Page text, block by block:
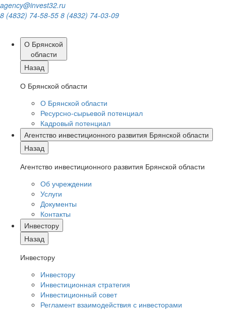
agency@invest32.ru
8 (4832) 74-58-55 8 (4832) 74-03-09
О Брянской
области
Назад
О Брянской области
О Брянской области
Ресурсно-сырьевой потенциал
Кадровый потенциал
Агентство инвестиционного развития Брянской области
Назад
Агентство инвестиционного развития Брянской области
Об учреждении
Услуги
Документы
Контакты
Инвестору
Назад
Инвестору
Инвестору
Инвестиционная стратегия
Инвестиционный совет
Регламент взаимодействия с инвесторами